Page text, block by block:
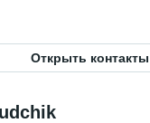
Открыть контакты